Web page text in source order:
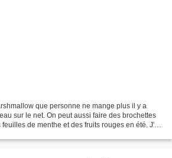
que personne ne mange plus il y a
sur le net. On peut aussi faire des brochettes
de menthe et des fruits rouges en été. J'ai